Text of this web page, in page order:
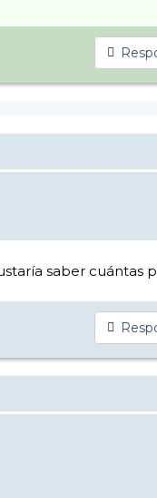
saber cuántas